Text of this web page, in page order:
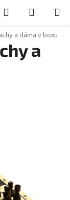
Hledat
KOŠÍK
a dáma v boxu
a